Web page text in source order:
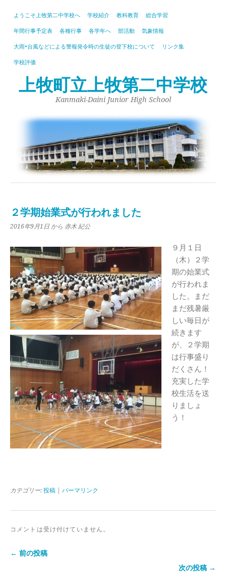
ようこそ上牧第二中学校へ 学校紹介 教科教育 総合学習
年間行事予定表 各種行事 各学年へ 部活動 気象情報
大雨•台風などによる警報発令時の生徒の登下校について リンク集
学校評価
上牧町立上牧第二中学校
Kanmaki-Daini Junior High School
２学期始業式が行われました
2016年9月1日 から 赤木 紀公
９月１日
（木）２学
期の始業式
が行われま
した。まだ
まだ残暑厳
しい毎日が
続きます
が、２学期
は行事盛り
だくさん！
充実した学
校生活を送
りましょ
う！
カテゴリー: 投稿 パーマリンク
コメントは受け付けていません。
← 前の投稿
次の投稿 →